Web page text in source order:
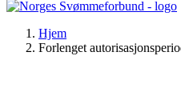
Hjem
Forlenget